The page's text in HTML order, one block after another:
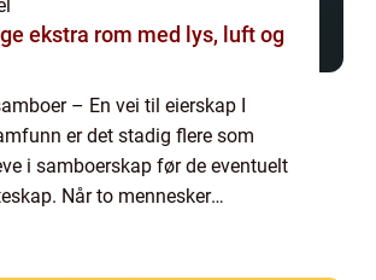
luft og
– En vei til eierskap I
er det stadig flere som
i samboerskap før de eventuelt
Når to mennesker